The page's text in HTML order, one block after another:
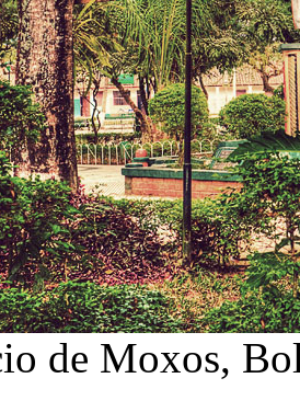
de Moxos,